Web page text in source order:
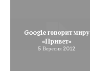
Google говорит миру
«Привет»
5 Вересня 2012